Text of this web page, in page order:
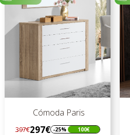
Cómoda Paris
397€297€ -25% 100€